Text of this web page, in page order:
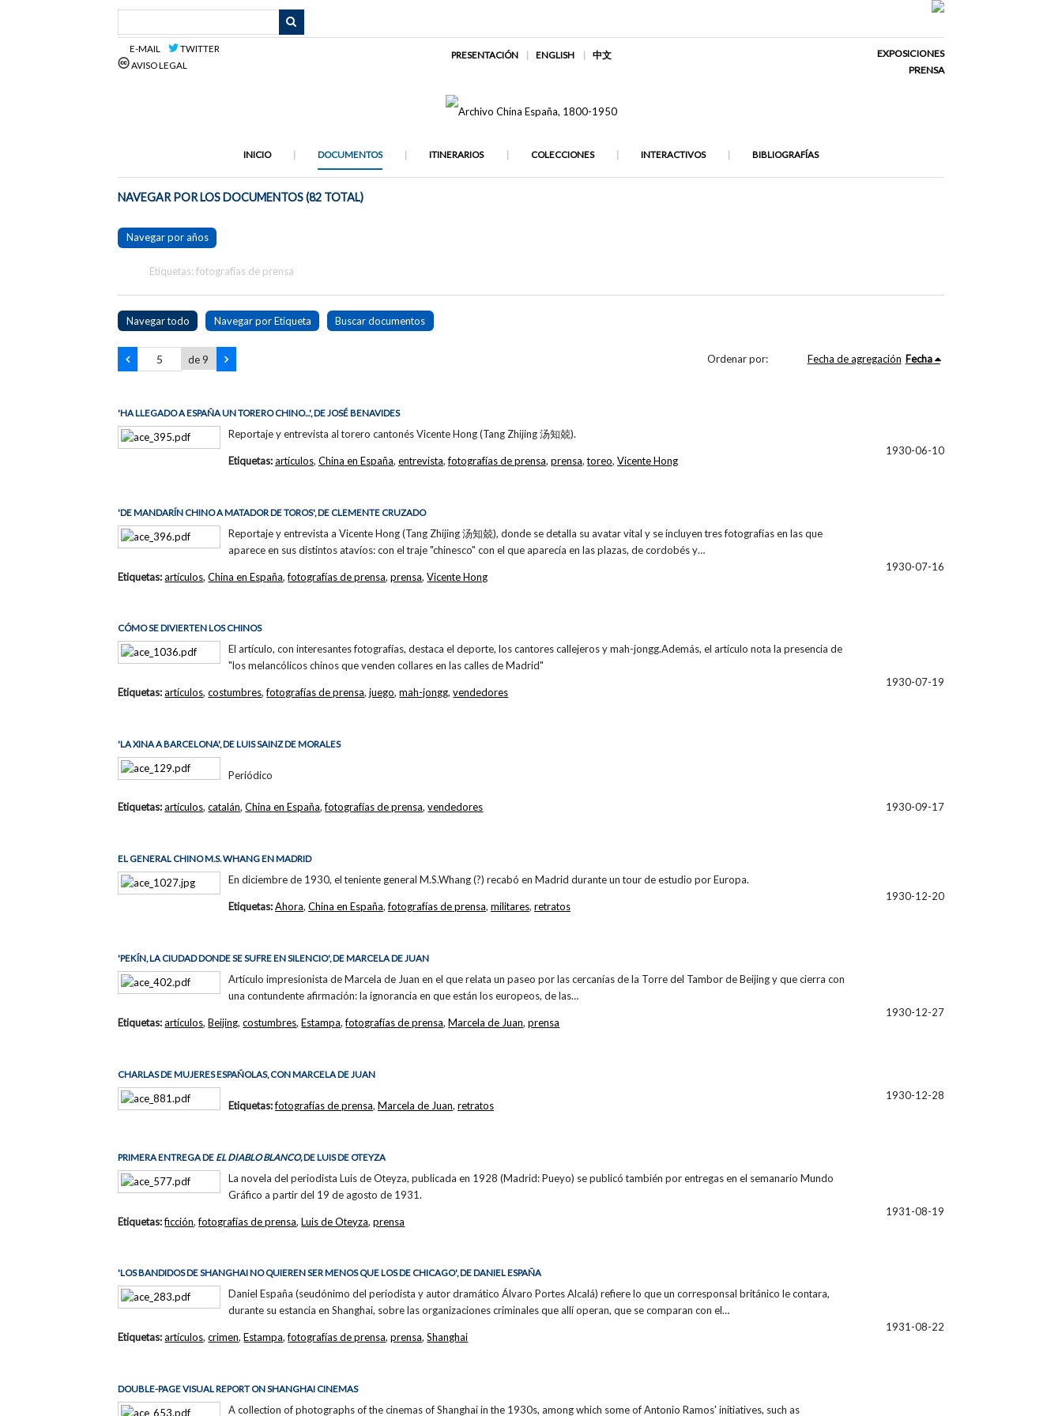
E-MAIL
TWITTER
AVISO LEGAL
PRESENTACIÓN ENGLISH 中文
EXPOSICIONES
PRENSA
INICIO DOCUMENTOS ITINERARIOS COLECCIONES INTERACTIVOS BIBLIOGRAFÍAS
NAVEGAR POR LOS DOCUMENTOS (82 TOTAL)
Navegar por años
Etiquetas: fotografías de prensa
Navegar todo Navegar por Etiqueta Buscar documentos
de 9 Ordenar por: Fecha de agregación Fecha
'HA LLEGADO A ESPAÑA UN TORERO CHINO...', DE JOSÉ BENAVIDES
Reportaje y entrevista al torero cantonés Vicente Hong (Tang Zhijing 汤知兢).
1930-06-10
Etiquetas:artículos, China en España, entrevista,fotografías de prensa, prensa,toreo, Vicente Hong
'DE MANDARÍN CHINO A MATADOR DE TOROS', DE CLEMENTE CRUZADO
Reportaje y entrevista a Vicente Hong (Tang Zhijing 汤知兢), donde se detalla su avatar vital y se incluyen tres fotografías en las que
aparece en sus distintos atavíos: con el traje "chinesco" con el que aparecía en las plazas, de cordobés y…
1930-07-16
Etiquetas:artículos,China en España,fotografías de prensa,prensa,Vicente Hong
CÓMO SE DIVIERTEN LOS CHINOS
El artículo, con interesantes fotografías, destaca el deporte, los cantores callejeros y mah-jongg.Además, el artículo nota la presencia de
"los melancólicos chinos que venden collares en las calles de Madrid"
1930-07-19
Etiquetas:artículos,costumbres,fotografías de prensa,juego,mah-jongg,vendedores
'LA XINA A BARCELONA', DE LUIS SAINZ DE MORALES
Periódico
1930-09-17
Etiquetas:artículos,catalán,China en España,fotografías de prensa,vendedores
EL GENERAL CHINO M.S. WHANG EN MADRID
En diciembre de 1930, el teniente general M.S.Whang (?) recabó en Madrid durante un tour de estudio por Europa.
1930-12-20
Etiquetas:Ahora, China en España,fotografías de prensa, militares, retratos
'PEKÍN, LA CIUDAD DONDE SE SUFRE EN SILENCIO', DE MARCELA DE JUAN
Artículo impresionista de Marcela de Juan en el que relata un paseo por las cercanías de la Torre del Tambor de Beijing y que cierra con
una contundente afirmación: la ignorancia en que están los europeos, de las…
1930-12-27
Etiquetas:artículos,Beijing,costumbres,Estampa,fotografías de prensa,Marcela de Juan,prensa
CHARLAS DE MUJERES ESPAÑOLAS, CON MARCELA DE JUAN
1930-12-28
Etiquetas:fotografías de prensa, Marcela de Juan, retratos
PRIMERA ENTREGA DE EL DIABLO BLANCO,DE LUIS DE OTEYZA
La novela del periodista Luis de Oteyza, publicada en 1928 (Madrid: Pueyo) se publicó también por entregas en el semanario Mundo
Gráfico a partir del 19 de agosto de 1931.
1931-08-19
Etiquetas:ficción,fotografías de prensa,Luis de Oteyza,prensa
'LOS BANDIDOS DE SHANGHAI NO QUIEREN SER MENOS QUE LOS DE CHICAGO', DE DANIEL ESPAÑA
Daniel España (seudónimo del periodista y autor dramático Álvaro Portes Alcalá) refiere lo que un corresponsal británico le contara,
durante su estancia en Shanghai, sobre las organizaciones criminales que allí operan, que se comparan con el…
1931-08-22
Etiquetas:artículos,crimen,Estampa,fotografías de prensa,prensa,Shanghai
DOUBLE-PAGE VISUAL REPORT ON SHANGHAI CINEMAS
A collection of photographs of the cinemas of Shanghai in the 1930s, among which some of Antonio Ramos' initiatives, such as